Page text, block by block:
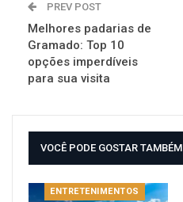
PREV POST
Melhores padarias de
Gramado: Top 10
opções imperdíveis
para sua visita
VOCÊ PODE GOSTAR TAMBÉM
ENTRETENIMENTOS